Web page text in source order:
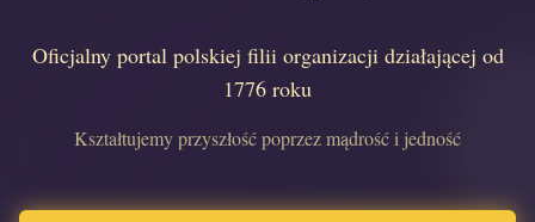
Oficjalny portal polskiej filii organizacji działającej od
1776 roku
Kształtujemy przyszłość poprzez mądrość i jedność